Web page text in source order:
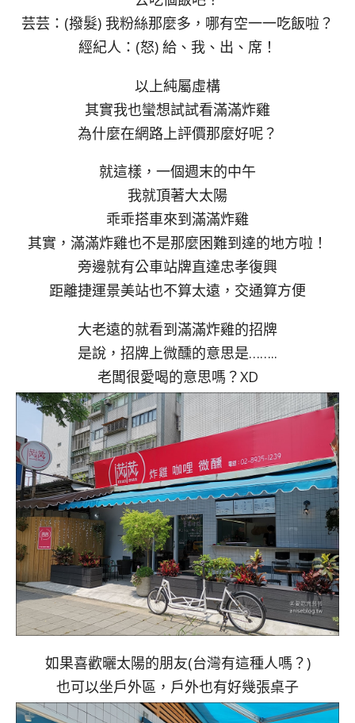
芸芸：(撥髮) 我粉絲那麼多，哪有空一一吃飯啦？
經紀人：(怒) 給、我、出、席！
以上純屬虛構
其實我也蠻想試試看滿滿炸雞
為什麼在網路上評價那麼好呢？
就這樣，一個週末的中午
我就頂著大太陽
乖乖搭車來到滿滿炸雞
其實，滿滿炸雞也不是那麼困難到達的地方啦！
旁邊就有公車站牌直達忠孝復興
距離捷運景美站也不算太遠，交通算方便
大老遠的就看到滿滿炸雞的招牌
是說，招牌上微醺的意思是……..
老闆很愛喝的意思嗎？XD
如果喜歡曬太陽的朋友(台灣有這種人嗎？)
也可以坐戶外區，戶外也有好幾張桌子